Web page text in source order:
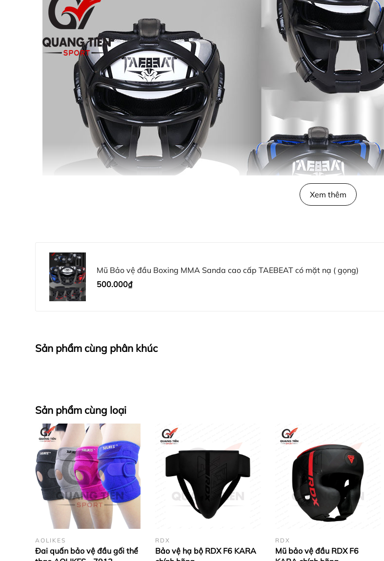
Xem thêm
Mũ Bảo vệ đầu Boxing MMA Sanda cao cấp TAEBEAT có mặt nạ ( gọng)
500.000₫
Sản phẩm cùng phân khúc
Sản phẩm cùng loại
AOLIKES
Đai quấn bảo vệ đầu gối thể
RDX
Bảo vệ hạ bộ RDX F6 KARA
RDX
Mũ bảo vệ đầu RDX F6